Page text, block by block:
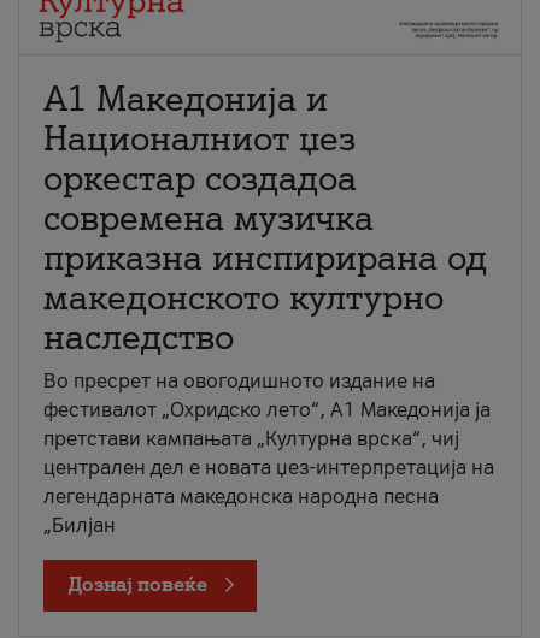
А1 Македонија и
Националниот џез
оркестар создадоа
современа музичка
приказна инспирирана од
македонското културно
наследство
Во пресрет на овогодишното издание на
фестивалот „Охридско лето“, А1 Македонија ја
претстави кампањата „Културна врска“, чиј
централен дел е новата џез-интерпретација на
легендарната македонска народна песна
„Билјан
Дознај повеќе